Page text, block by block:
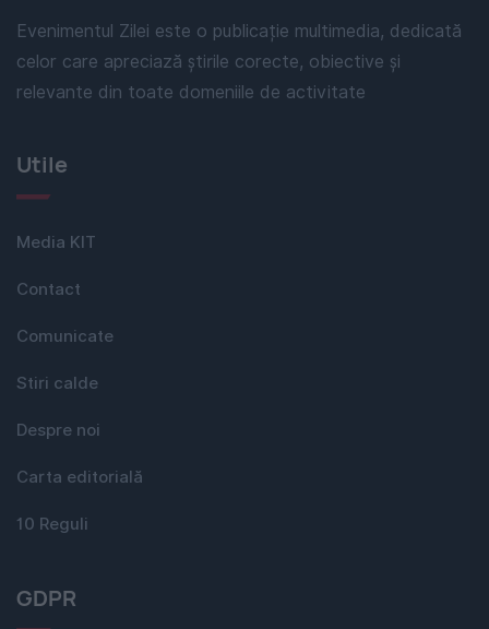
Evenimentul Zilei este o publicație multimedia, dedicată
celor care apreciază știrile corecte, obiective și
relevante din toate domeniile de activitate
Utile
Media KIT
Contact
Comunicate
Stiri calde
Despre noi
Carta editorială
10 Reguli
GDPR